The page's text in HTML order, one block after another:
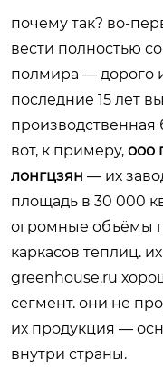
почему так? во-
вести полностью
полмира — дорого
последние 15 лет
производственная
вот, к примеру, ооо
лонгцзян — их
площадь в 30 000
огромные объёмы
каркасов теплиц.
greenhouse.ru
сегмент. они не
их продукция —
внутри страны.